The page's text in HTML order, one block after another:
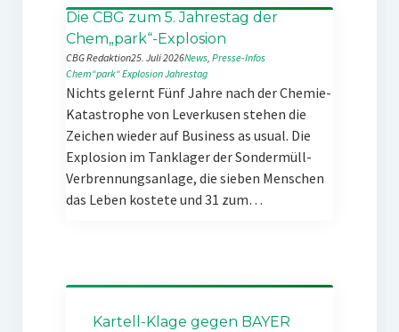
Die CBG zum 5. Jahrestag der
Chem„park“-Explosion
CBG Redaktion25. Juli 2026News, Presse-Infos
Chem“park“ExplosionJahrestag
Nichts gelernt Fünf Jahre nach der Chemie-
Katastrophe von Leverkusen stehen die
Zeichen wieder auf Business as usual. Die
Explosion im Tanklager der Sondermüll-
Verbrennungsanlage, die sieben Menschen
das Leben kostete und 31 zum…
Kartell-Klage gegen BAYER